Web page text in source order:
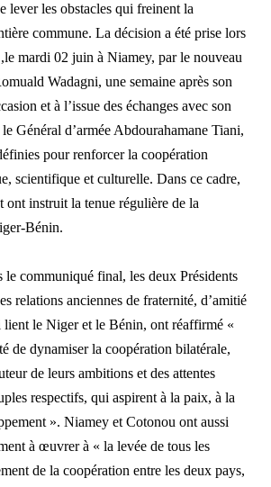
lever les obstacles qui freinent la
commune. La décision a été prise lors
mardi 02 juin à Niamey, par le nouveau
Wadagni, une semaine après son
et à l’issue des échanges avec son
Général d’armée Abdourahamane Tiani,
pour renforcer la coopération
scientifique et culturelle. Dans ce cadre,
ont instruit la tenue régulière de la
Bénin.
le communiqué final, les deux Présidents
relations anciennes de fraternité, d’amitié
lient le Niger et le Bénin, ont réaffirmé «
de dynamiser la coopération bilatérale,
de leurs ambitions et des attentes
respectifs, qui aspirent à la paix, à la
». Niamey et Cotonou ont aussi
à œuvrer à « la levée de tous les
de la coopération entre les deux pays,